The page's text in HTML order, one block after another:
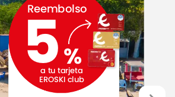
a tu tarjeta
EROSKI club
5%
Reembolso